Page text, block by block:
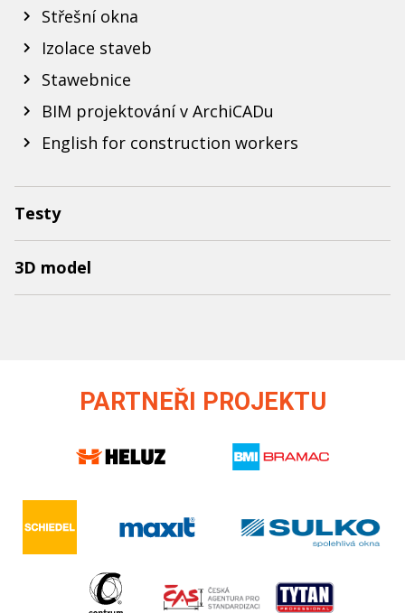
Střešní okna
Izolace staveb
Stawebnice
BIM projektování v ArchiCADu
English for construction workers
Testy
3D model
PARTNEŘI PROJEKTU